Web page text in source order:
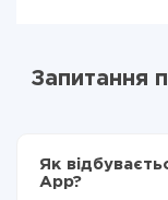
Запитання
Як
App?